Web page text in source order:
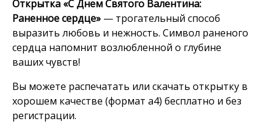
Открытка «С Днем Святого Валентина:
Раненное сердце» — трогательный способ
выразить любовь и нежность. Символ раненого
сердца напомнит возлюбленной о глубине
ваших чувств!
Вы можете распечатать или скачать открытку в
хорошем качестве (формат а4) бесплатно и без
регистрации.